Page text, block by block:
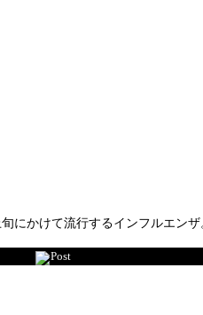
かけて流行するインフルエン
Post